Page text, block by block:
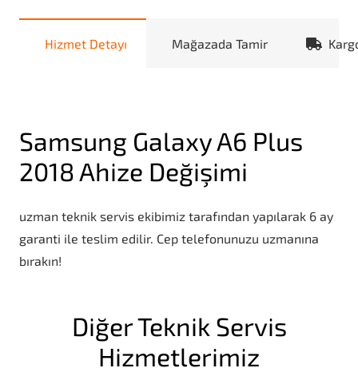
Hizmet Detayı Mağazada Tamir
Samsung Galaxy A6 Plus
2018 Ahize Değişimi
uzman teknik servis ekibimiz tarafından yapılarak 6 ay
garanti ile teslim edilir. Cep telefonunuzu uzmanına
bırakın!
Diğer Teknik Servis
Hizmetlerimiz